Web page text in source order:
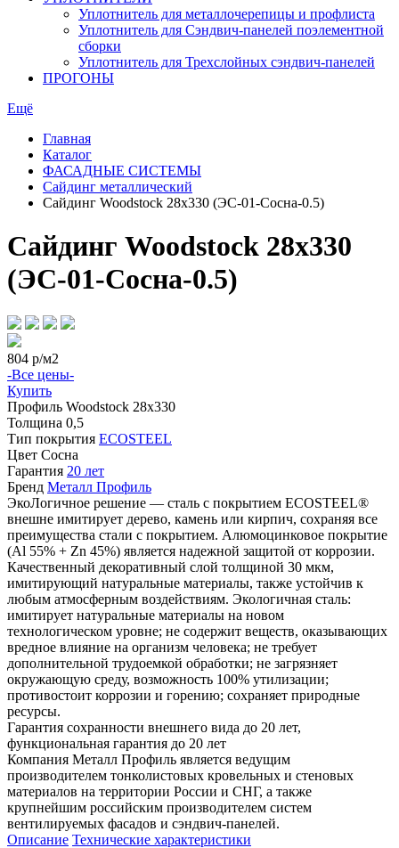
Уплотнитель для металлочерепицы и профлиста
Уплотнитель для Сэндвич-панелей поэлементной
сборки
Уплотнитель для Трехслойных сэндвич-панелей
ПРОГОНЫ
Ещё
Главная
Каталог
ФАСАДНЫЕ СИСТЕМЫ
Сайдинг металлический
Сайдинг Woodstock 28х330 (ЭС-01-Сосна-0.5)
Сайдинг Woodstock 28х330
(ЭС-01-Сосна-0.5)
804 р/м2
-Все цены-
Купить
Профиль Woodstock 28х330
Толщина 0,5
Тип покрытия ECOSTEEL
Цвет Сосна
Гарантия 20 лет
Бренд Металл Профиль
ЭкоЛогичное решение — сталь с покрытием ECOSTEEL®
внешне имитирует дерево, камень или кирпич, сохраняя все
преимущества стали с покрытием. Алюмоцинковое покрытие
(Аl 55% + Zn 45%) является надежной защитой от коррозии.
Качественный декоративный слой толщиной 30 мкм,
имитирующий натуральные материалы, также устойчив к
любым атмосферным воздействиям. Экологичная сталь:
имитирует натуральные материалы на новом
технологическом уровне; не содержит веществ, оказывающих
вредное влияние на организм человека; не требует
дополнительной трудоемкой обработки; не загрязняет
окружающую среду, возможность 100% утилизации;
противостоит коррозии и горению; сохраняет природные
ресурсы.
Гарантия сохранности внешнего вида до 20 лет,
функциональная гарантия до 20 лет
Компания Металл Профиль является ведущим
производителем тонколистовых кровельных и стеновых
материалов на территории России и СНГ, а также
крупнейшим российским производителем систем
вентилируемых фасадов и сэндвич-панелей.
Описание Технические характеристики